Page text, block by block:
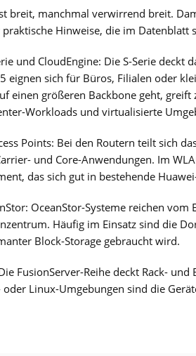
breit, manchmal verwirrend breit.
Hinweise, die im Datenblatt
und CloudEngine: Die S-Serie
eignen sich für Büros, Filialen oder
einen größeren Backbone geht,
Workloads und virtualisierte
Points: Bei den Routern teilt sich
und Core-Anwendungen. Im
das sich gut in bestehende
OceanStor-Systeme reichen
Häufig im Einsatz sind die
Block-Storage gebraucht wird.
FusionServer-Reihe deckt Rack-
oder Linux-Umgebungen sind die